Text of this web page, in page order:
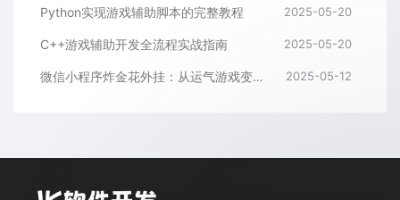
Python实现游戏辅助脚本的完整教程 2025-05-20
C++游戏辅助开发全流程实战指南 2025-05-20
微信小程序炸金花外挂：从运气游戏变成逻辑游戏 2025-05-12